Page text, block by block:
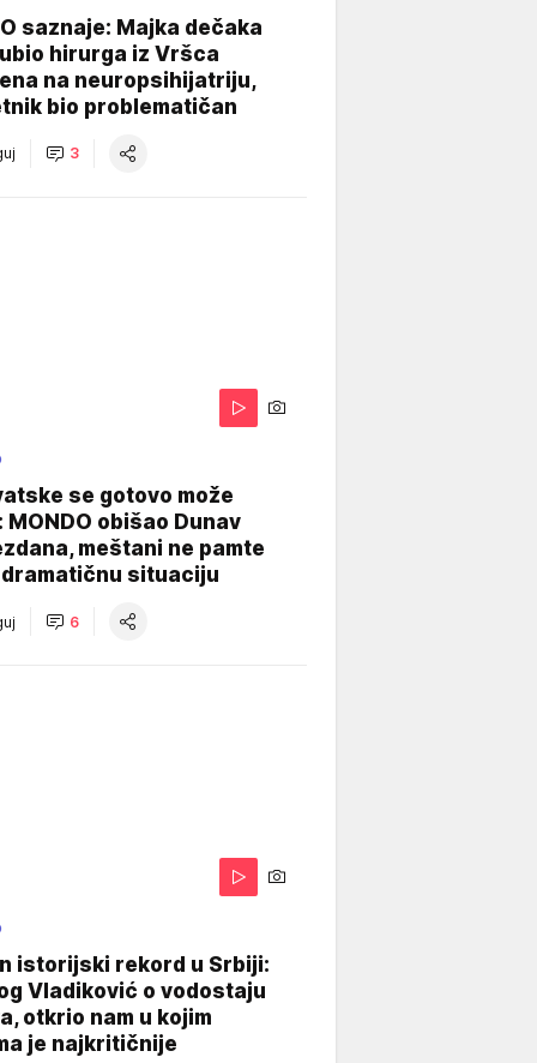
saznaje: Majka dečaka
hirurga iz Vršca
na neuropsihijatriju,
bio problematičan
3
se gotovo može
MONDO obišao Dunav
meštani ne pamte
situaciju
6
istorijski rekord u Srbiji:
Vladiković o vodostaju
otkrio nam u kojim
je najkritičnije